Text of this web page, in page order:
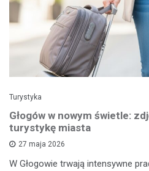
Turystyka
Głogów w nowym świetle:
turystykę miasta
27 maja 2026
W Głogowie trwają intensywne